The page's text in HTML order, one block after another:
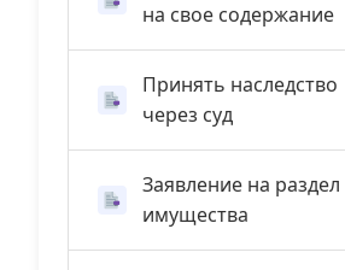
на свое содержание
Принять наследство
через суд
Заявление на раздел
имущества